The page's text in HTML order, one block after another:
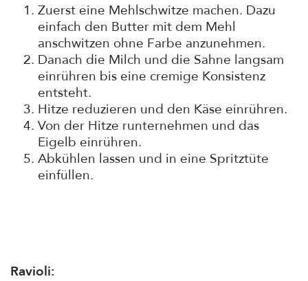
Zuerst eine Mehlschwitze machen. Dazu
einfach den Butter mit dem Mehl
anschwitzen ohne Farbe anzunehmen.
Danach die Milch und die Sahne langsam
einrühren bis eine cremige Konsistenz
entsteht.
Hitze reduzieren und den Käse einrühren.
Von der Hitze runternehmen und das
Eigelb einrühren.
Abkühlen lassen und in eine Spritztüte
einfüllen.
Ravioli: